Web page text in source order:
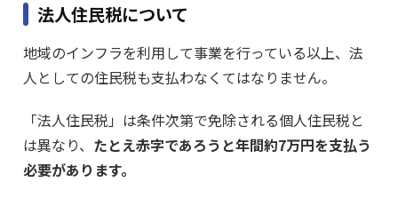
法人住民税について
地域のインフラを利用して事業を行っている以上、法
人としての住民税も支払わなくてはなりません。
「法人住民税」は条件次第で免除される個人住民税と
は異なり、 たとえ赤字であろうと年間約7万円を支払う
必要があります。